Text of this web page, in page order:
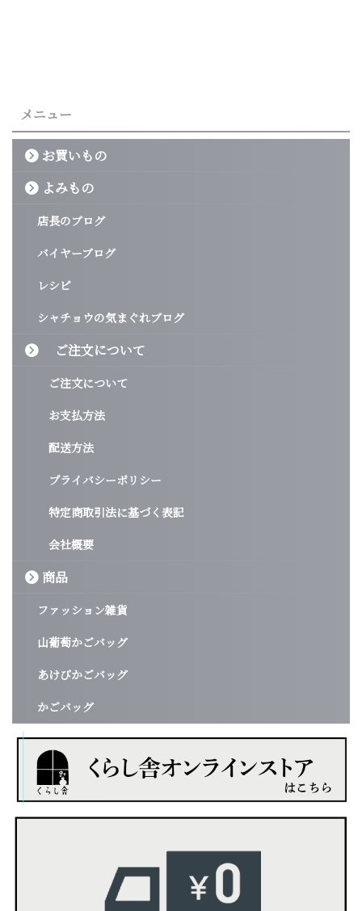
メニュー
お買いもの
よみもの
店長のブログ
バイヤーブログ
レシピ
シャチョウの気まぐれブログ
ご注文について
ご注文について
お支払方法
配送方法
プライバシーポリシー
特定商取引法に基づく表記
会社概要
商品
ファッション雑貨
山葡萄かごバッグ
あけびかごバッグ
かごバッグ